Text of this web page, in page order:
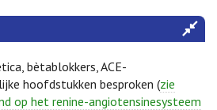
bètablokkers, ACE-
hoofdstukken besproken (zie
op het renine-angiotensinesysteem